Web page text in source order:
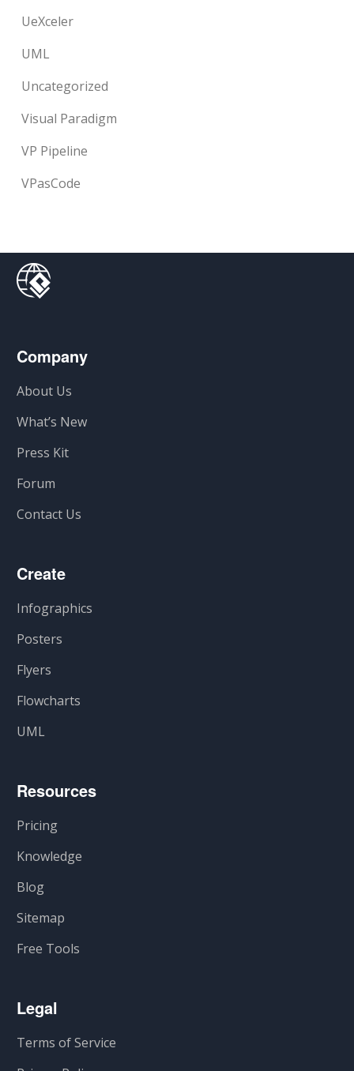
UeXceler
UML
Uncategorized
Visual Paradigm
VP Pipeline
VPasCode
Company
About Us
What’s New
Press Kit
Forum
Contact Us
Create
Infographics
Posters
Flyers
Flowcharts
UML
Resources
Pricing
Knowledge
Blog
Sitemap
Free Tools
Legal
Terms of Service